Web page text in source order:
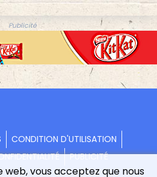
web, vous acceptez que nous
Publicité
CONDITION D'UTILISATION
PUBLICITÉ